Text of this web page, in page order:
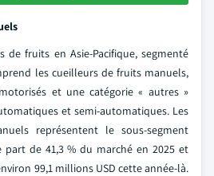
de fruits en Asie-Pacifique, segmenté
les cueilleurs de fruits manuels,
et une catégorie « autres »
et semi-automatiques. Les
représentent le sous-segment
de 41,3 % du marché en 2025 et
99,1 millions USD cette année-là.